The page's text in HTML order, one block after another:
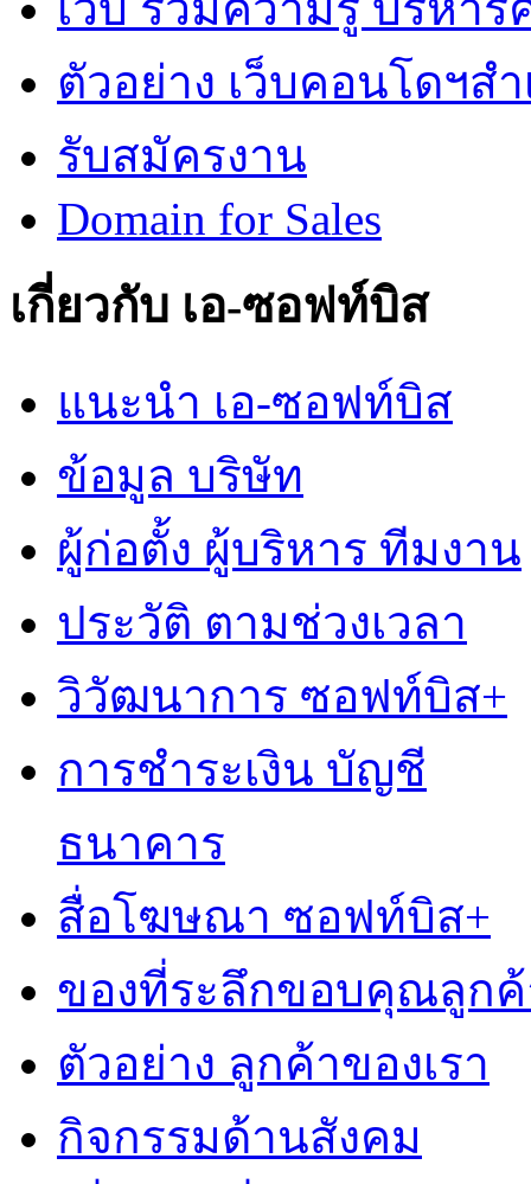
ตัวอย่าง เว็บคอนโดฯสำ
รับสมัครงาน
Domain for Sales
เกี่ยวกับ เอ-ซอฟท์บิส
แนะนำ เอ-ซอฟท์บิส
ข้อมูล บริษัท
ผู้ก่อตั้ง ผู้บริหาร ทีมงาน
ประวัติ ตามช่วงเวลา
วิวัฒนาการ ซอฟท์บิส+
การชำระเงิน บัญชี
ธนาคาร
สื่อโฆษณา ซอฟท์บิส+
ของที่ระลึกขอบคุณลูก
ตัวอย่าง ลูกค้าของเรา
กิจกรรมด้านสังคม